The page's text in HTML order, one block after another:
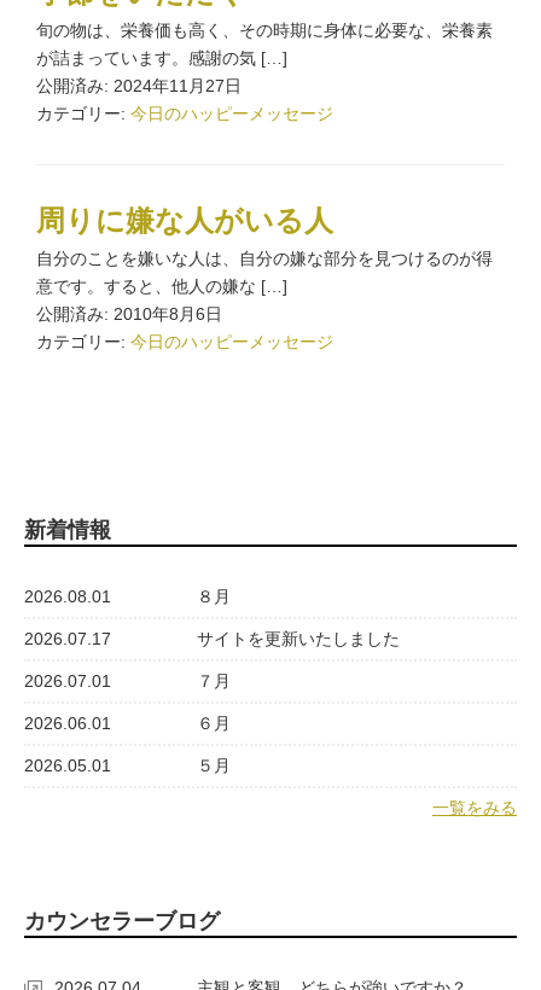
旬の物は、栄養価も高く、その時期に身体に必要な、栄養素
が詰まっています。感謝の気 […]
公開済み: 2024年11月27日
カテゴリー: 今日のハッピーメッセージ
周りに嫌な人がいる人
自分のことを嫌いな人は、自分の嫌な部分を見つけるのが得
意です。すると、他人の嫌な […]
公開済み: 2010年8月6日
カテゴリー: 今日のハッピーメッセージ
新着情報
2026.08.01 ８月
2026.07.17 サイトを更新いたしました
2026.07.01 ７月
2026.06.01 ６月
2026.05.01 ５月
一覧をみる
カウンセラーブログ